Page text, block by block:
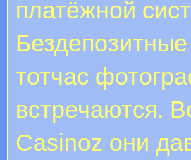
платёжной
тотчас
встречаются.
Casinoz они